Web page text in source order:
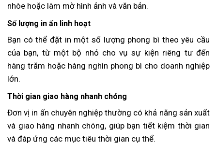
nhòe hoặc làm mờ hình ảnh và văn bản.
Số lượng in ấn linh hoạt
Bạn có thể đặt in một số lượng phong bì theo yêu cầu
của bạn, từ một bộ nhỏ cho vụ sự kiện riêng tư đến
hàng trăm hoặc hàng nghìn phong bì cho doanh nghiệp
lớn.
Thời gian giao hàng nhanh chóng
Đơn vị in ấn chuyên nghiệp thường có khả năng sản xuất
và giao hàng nhanh chóng, giúp bạn tiết kiệm thời gian
và đáp ứng các mục tiêu thời gian cụ thể.